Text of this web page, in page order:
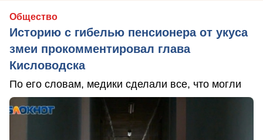
Общество
Историю с гибелью пенсионера от укуса
змеи прокомментировал глава
Кисловодска
По его словам, медики сделали все, что могли